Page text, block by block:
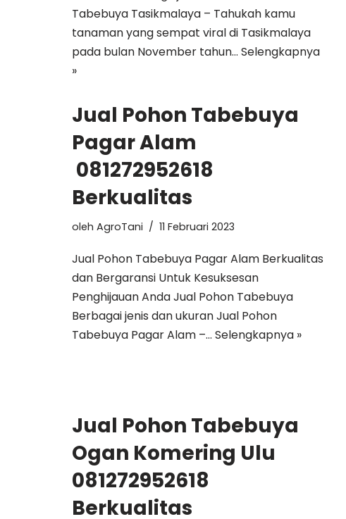
Tabebuya Tasikmalaya – Tahukah kamu
tanaman yang sempat viral di Tasikmalaya
pada bulan November tahun… Selengkapnya
»
Jual Pohon Tabebuya
Pagar Alam
081272952618
Berkualitas
oleh AgroTani 11 Februari 2023
Jual Pohon Tabebuya Pagar Alam Berkualitas
dan Bergaransi Untuk Kesuksesan
Penghijauan Anda Jual Pohon Tabebuya
Berbagai jenis dan ukuran Jual Pohon
Tabebuya Pagar Alam –… Selengkapnya »
Jual Pohon Tabebuya
Ogan Komering Ulu
081272952618
Berkualitas